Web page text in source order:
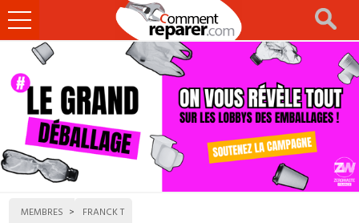
Ouvrir
le
menu
MEMBRES FRANCK T